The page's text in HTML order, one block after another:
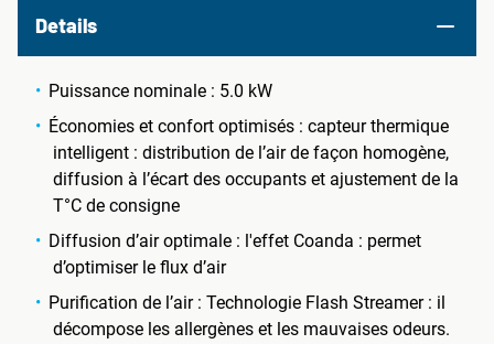
Details
Puissance nominale : 5.0 kW
Économies et confort optimisés : capteur thermique
intelligent : distribution de l’air de façon homogène,
diffusion à l’écart des occupants et ajustement de la
T°C de consigne
Diffusion d’air optimale : l'effet Coanda : permet
d’optimiser le flux d’air
Purification de l’air : Technologie Flash Streamer : il
décompose les allergènes et les mauvaises odeurs.